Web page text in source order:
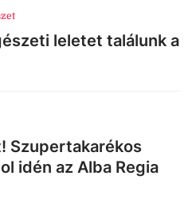
leletet találunk a
Szupertakarékos
idén az Alba Regia